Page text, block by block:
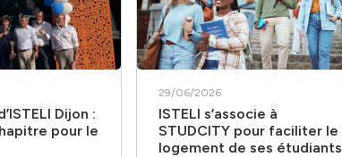
Dijon :
pour le
29/06/2026
ISTELI s’associe à
STUDCITY pour faciliter le
logement de ses étudiants